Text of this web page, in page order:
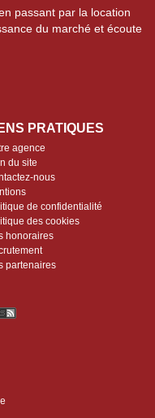
passant par la location
du marché et écoute
PRATIQUES
agence
du site
nous
de confidentialité
des cookies
honoraires
partenaires